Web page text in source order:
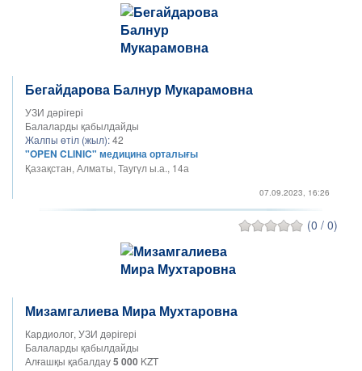
Бегайдарова Балнур Мукарамовна
УЗИ дәрігері
Балаларды қабылдайды
Жалпы өтіл (жыл):42
"OPEN CLINIC" медицина орталығы
Қазақстан, Алматы, Таугүл ы.а., 14а
07.09.2023, 16:26
(0 / 0)
Мизамгалиева Мира Мухтаровна
Кардиолог, УЗИ дәрігері
Балаларды қабылдайды
Алғашқы қабалдау5 000 KZT